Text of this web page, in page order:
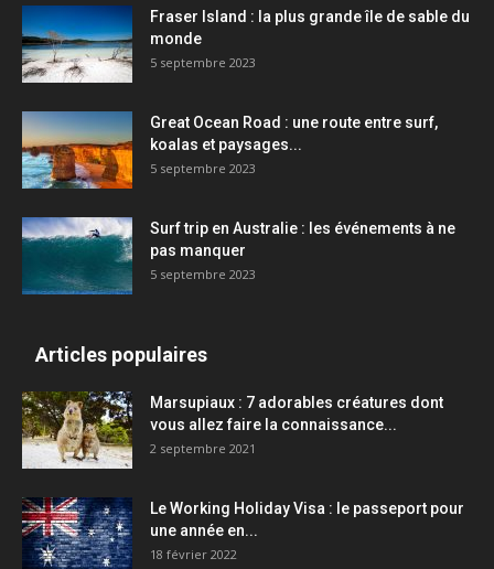
Fraser Island : la plus grande île de sable du
monde
5 septembre 2023
Great Ocean Road : une route entre surf,
koalas et paysages...
5 septembre 2023
Surf trip en Australie : les événements à ne
pas manquer
5 septembre 2023
Articles populaires
Marsupiaux : 7 adorables créatures dont
vous allez faire la connaissance...
2 septembre 2021
Le Working Holiday Visa : le passeport pour
une année en...
18 février 2022